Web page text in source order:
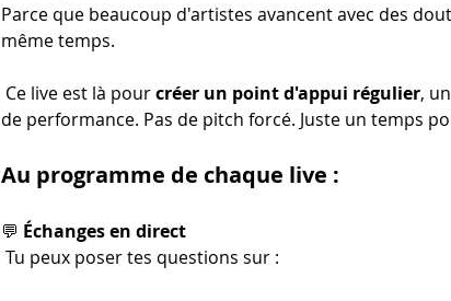
Parce que beaucoup d'artistes avancent avec des
même temps.
Ce live est là pour créer un point d'appui régulier,
de performance. Pas de pitch forcé. Juste un temps
Au programme de chaque live :
💬 Échanges en direct
Tu peux poser tes questions sur :